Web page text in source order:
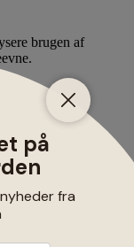
brugen af